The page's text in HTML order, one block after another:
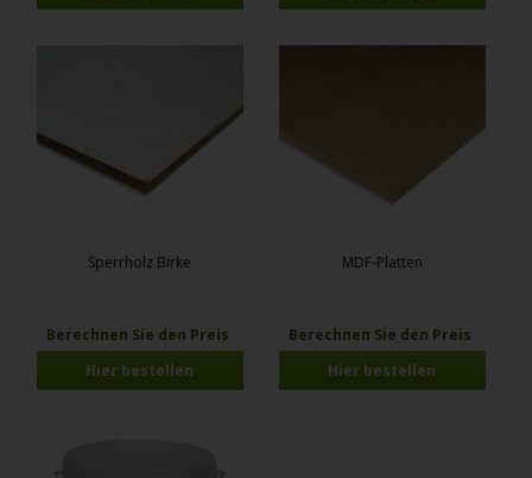
Sperrholz Birke
Berechnen Sie den Preis
Hier bestellen
MDF-Platten
Berechnen Sie den Preis
Hier bestellen